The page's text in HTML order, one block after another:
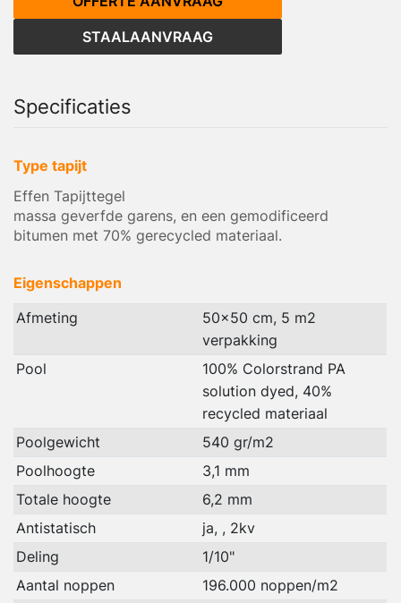
STAALAANVRAAG
Specificaties
Type tapijt
Effen Tapijttegel
massa geverfde garens, en een gemodificeerd
bitumen met 70% gerecycled materiaal.
Eigenschappen
Afmeting
50x50 cm, 5 m2
verpakking
Pool
100% Colorstrand PA
solution dyed, 40%
recycled materiaal
Poolgewicht
540 gr/m2
Poolhoogte
3,1 mm
Totale hoogte
6,2 mm
Antistatisch
ja, , 2kv
Deling
1/10"
Aantal noppen
196.000 noppen/m2